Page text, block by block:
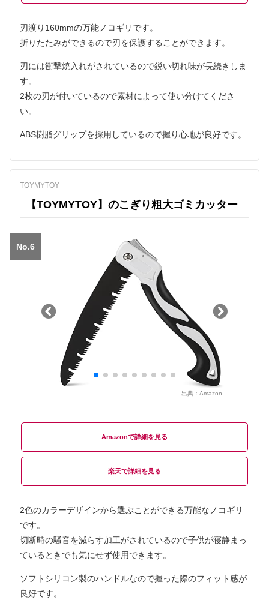
刃渡り160mmの万能ノコギリです。
折りたたみができるので刃を保護することができます。
刃には衝撃焼入れがされているので鋭い切れ味が長続きしま
す。
2枚の刃が付いているので素材によって使い分けてくださ
い。
ABS樹脂グリップを採用しているので握り心地が良好です。
TOYMYTOY
【TOYMYTOY】のこぎり粗大ゴミカッター
No.6
出典： Amazon
Amazon
楽天
2色のカラーデザインから選ぶことができる万能なノコギリ
です。
切断時の騒音を減らす加工がされているので子供が寝静まっ
ているときでも気にせず使用できます。
ソフトシリコン製のハンドルなので握った際のフィット感が
良好です。